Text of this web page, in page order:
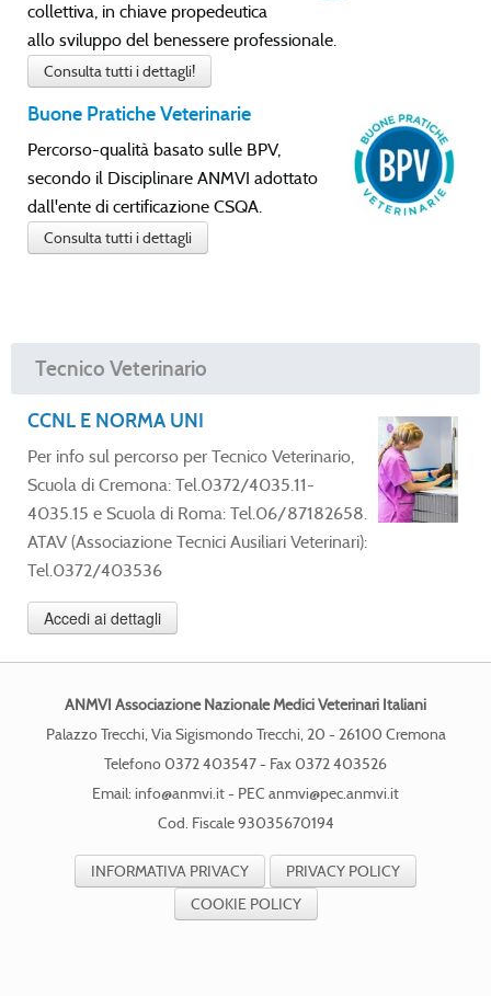
collettiva, in chiave propedeutica
allo sviluppo del benessere professionale.
Consulta tutti i dettagli!
Buone Pratiche Veterinarie
Percorso-qualità basato sulle BPV,
secondo il Disciplinare ANMVI adottato
dall'ente di certificazione CSQA.
Consulta tutti i dettagli
Tecnico Veterinario
CCNL E NORMA UNI
Per info sul percorso per Tecnico Veterinario,
Scuola di Cremona: Tel.0372/4035.11-
4035.15 e Scuola di Roma: Tel.06/87182658.
ATAV (Associazione Tecnici Ausiliari Veterinari):
Tel.0372/403536
Accedi ai dettagli
ANMVI Associazione Nazionale Medici Veterinari Italiani
Palazzo Trecchi, Via Sigismondo Trecchi, 20 - 26100 Cremona
Telefono 0372 403547 - Fax 0372 403526
Email: info@anmvi.it- PEC anmvi@pec.anmvi.it
Cod. Fiscale 93035670194
INFORMATIVA PRIVACY
PRIVACY POLICY
COOKIE POLICY